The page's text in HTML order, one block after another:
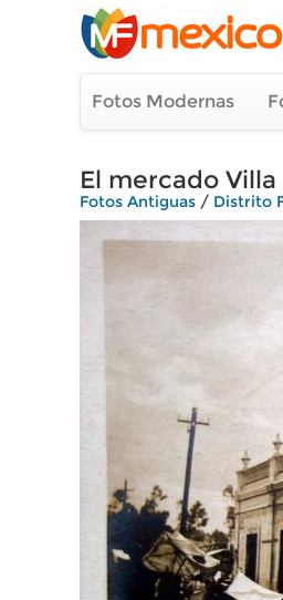
Fotos Modernas
El mercado
Fotos Antiguas / Distrito